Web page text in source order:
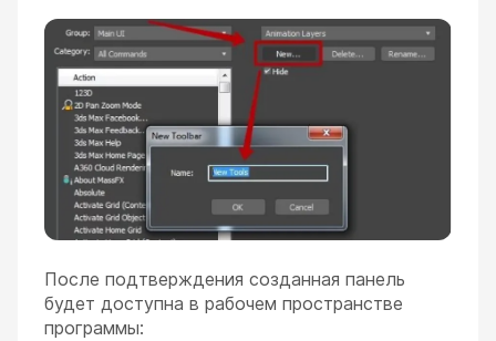
После подтверждения созданная панель
будет доступна в рабочем пространстве
программы: